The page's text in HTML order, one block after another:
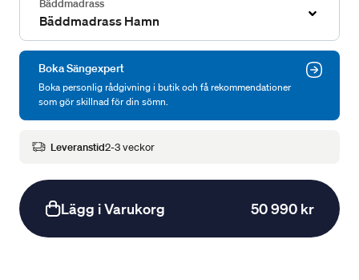
Bäddmadrass
Bäddmadrass Hamn
Boka Sängexpert
Boka personlig rådgivning i butik och få rekommendationer
som gör skillnad för din sömn.
Leveranstid2-3 veckor
Lägg i Varukorg 50 990 kr